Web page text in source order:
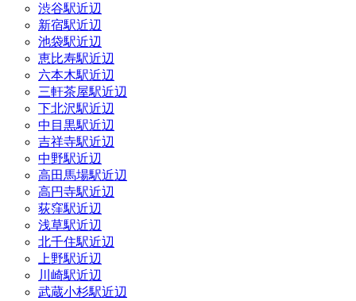
渋谷駅近辺
新宿駅近辺
池袋駅近辺
恵比寿駅近辺
六本木駅近辺
三軒茶屋駅近辺
下北沢駅近辺
中目黒駅近辺
吉祥寺駅近辺
中野駅近辺
高田馬場駅近辺
高円寺駅近辺
荻窪駅近辺
浅草駅近辺
北千住駅近辺
上野駅近辺
川崎駅近辺
武蔵小杉駅近辺